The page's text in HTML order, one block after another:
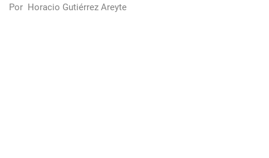
Por Horacio Gutiérrez Areyte